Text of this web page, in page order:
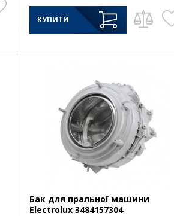
КУПИТИ
Бак для пральної машини
Electrolux 3484157304